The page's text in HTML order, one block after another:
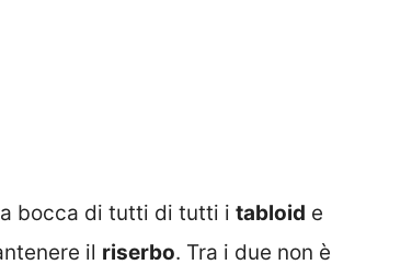
bocca di tutti di tutti i tabloid e
il riserbo. Tra i due non è